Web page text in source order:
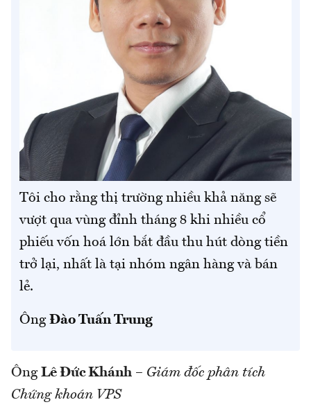
Tôi cho rằng thị trường nhiều khả năng sẽ
vượt qua vùng đỉnh tháng 8 khi nhiều cổ
phiếu vốn hoá lớn bắt đầu thu hút dòng tiền
trở lại, nhất là tại nhóm ngân hàng và bán
lẻ.
Ông Đào Tuấn Trung
Ông Lê Đức Khánh – Giám đốc phân tích
Chứng khoán VPS